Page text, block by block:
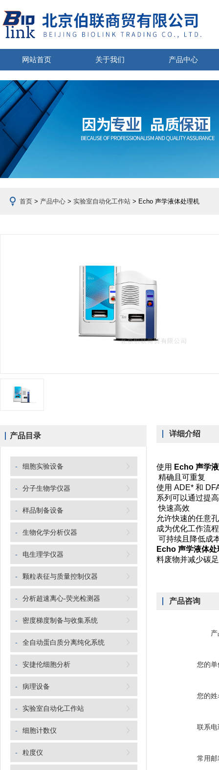
网站首页 关于我们 产品中心
首页 > 产品中心 > 实验室自动化工作站 > Echo 声学液体处理机
产品目录
- 细胞实验设备
- 分子生物学仪器
- 样品制备设备
- 生物化学分析仪器
- 电生理学仪器
- 颗粒表征与质量控制仪器
- 分析超速离心-荧光检测器
- 密度梯度制备与收集系统
- 全自动蛋白质分离纯化系统
- 安捷伦细胞分析
- 病理设备
- 实验室自动化工作站
- 细胞计数仪
- 粒度仪
详细介绍
使用 Echo 声学
精确且可重复
使用 ADE* 和
系列可以通过提
快速高效
允许快速的任意
成为优化工作流
可持续且降低成
Echo 声学液体处
料废物并减少碳
产品咨询
您的单
您的姓
联系电
常用邮